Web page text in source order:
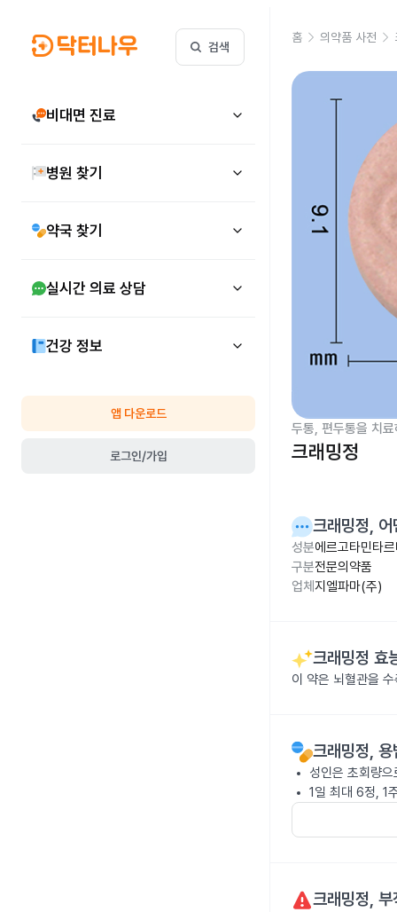
검색
비대면 진료
병원 찾기
약국 찾기
실시간 의료 상담
건강 정보
앱 다운로드
로그인/가입
홈 의약품 사전
두통, 편두통을 치
크래밍정
크래밍정, 어
성분에르고타민타
구분전문의약품
업체 지엘파마(주)
크래밍정 효
이 약은 뇌혈관을
크래밍정, 용
성인은 초회량
1일 최대 6정, 1
크래밍정, 부